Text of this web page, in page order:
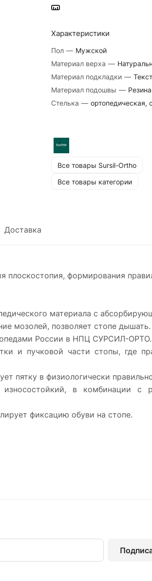
Характеристики
Пол — Мужской
Материал верха —
Материал подкладки —
Материал подошвы — Резина
Стелька — ортопедическая,
Все товары Sursil-Ortho
Все товары категории
Доставка
плоскостопия, формирования
материала с
мозолей, позволяет стопе дышать.
России в НПЦ СУРСИЛ-ОРТО.
и пучковой части стопы, где
пятку в физиологически
в комбинации с
фиксацию обуви на стопе.